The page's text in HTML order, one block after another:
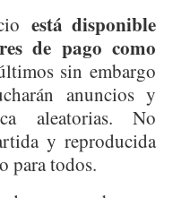
está disponible
de pago como
sin embargo
anuncios y
aleatorias. No
y reproducida
para todos.